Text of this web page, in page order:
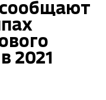
2021